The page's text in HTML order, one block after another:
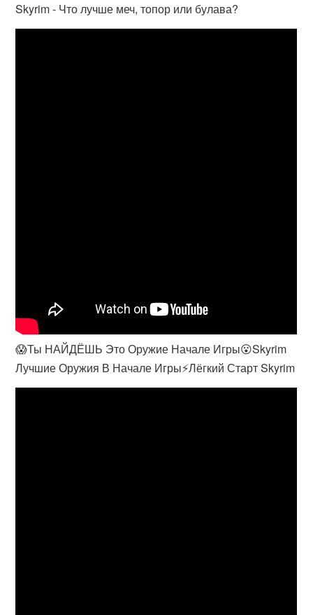
Skyrim - Что лучше меч, топор или булава?
😱Ты НАЙДЁШЬ Это Оружие Начале Игры😮Skyrim
Лучшие Оружия В Начале Игры⚡️Лёгкий Старт Skyrim